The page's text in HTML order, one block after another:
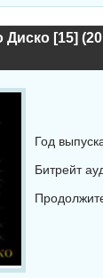
Диско [15]
Год
Битрейт